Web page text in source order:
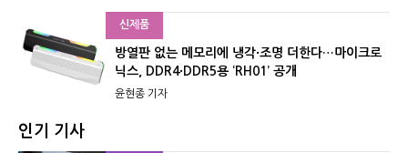
신제품
방열판 없는 메모리에 냉각·조명 더한다…마이크로
닉스, DDR4·DDR5용 ‘RH01’ 공개
윤현종 기자
인기 기사